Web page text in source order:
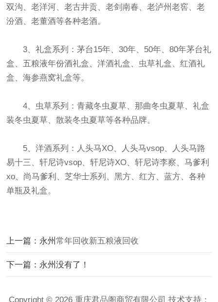
双沟、老洋河、老古井贡、老剑南春、老泸州老窖、老
汾酒、老董酒等各种老酒。
3、礼盒系列：茅台15年、30年、50年、80年茅台礼
盒、五粮液年份酒礼盒、洋酒礼盒、虫草礼盒、红酒礼
盒、海参燕窝礼盒等。
4、虫草系列：青藏冬虫夏草、那曲冬虫夏草、礼盒
装冬虫夏草、散装冬虫夏草等各种品牌。
5、洋酒系列：人头马XO、人头马vsop、人头马路
易十三、轩尼诗vsop、轩尼诗XO、轩尼诗李察、马爹利
xo、尚马爹利、芝华士系列、黑方、红方、蓝方、各种
单瓶及礼盒。
上一篇：永州常年回收新五粮液回收
下一篇：永州没有了！
Copyright © 2026 重庆君品阁商贸有限公司 技术支持：